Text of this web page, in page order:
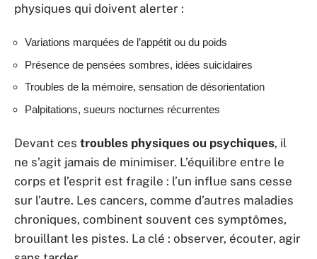
physiques qui doivent alerter :
Variations marquées de l’appétit ou du poids
Présence de pensées sombres, idées suicidaires
Troubles de la mémoire, sensation de désorientation
Palpitations, sueurs nocturnes récurrentes
Devant ces troubles physiques ou psychiques, il
ne s’agit jamais de minimiser. L’équilibre entre le
corps et l’esprit est fragile : l’un influe sans cesse
sur l’autre. Les cancers, comme d’autres maladies
chroniques, combinent souvent ces symptômes,
brouillant les pistes. La clé : observer, écouter, agir